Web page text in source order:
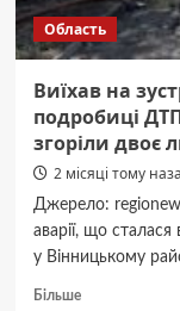
Область
Виїхав на
подробиці
згоріли двоє
2 місяці тому
Джерело:
аварії, що сталася
у Вінницькому
БільшеДокладніше